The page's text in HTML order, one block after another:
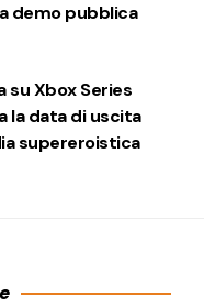
demo pubblica
su Xbox Series
la data di uscita
supereroistica